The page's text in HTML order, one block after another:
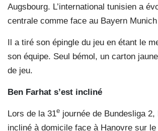
Augsbourg. L’international tunisien a
centrale comme face au Bayern
Il a tiré son épingle du jeu en étant le
son équipe. Seul bémol, un carton
de jeu.
Ben Farhat s’est incliné
Lors de la 31e journée de Bundesliga 2,
incliné à domicile face à Hanovre sur